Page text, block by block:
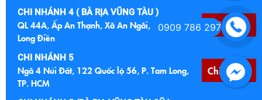
CHI NHÁNH 4 ( BÀ RỊA VŨNG TÀU )
QL 44A, Ấp An Thạnh, Xã An Ngãi, Huyện
Long Điền
Chỉ đường
CHI NHÁNH 5
Ngã 4 Núi Đất, 122 Quốc lộ 56, P. Tam Long,
TP. HCM
Chỉ đường
0909 786 297